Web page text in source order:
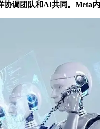
调团队和AI共同。Meta